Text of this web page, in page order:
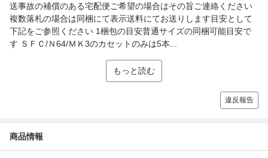
送事故の補償のある宅配便ご希望の場合はその旨ご連絡ください
複数落札の場合は同梱にて表示送料にてお送りします目安として
下記をご参照ください 1梱包の目安普通サイズの同梱可能目安で
す ＳＦＣ/Ｎ64/ＭＫ3のカセットのみは5本...
もっと読む
違反報告
商品情報